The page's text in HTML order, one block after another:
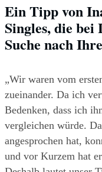
Ein Tipp von
Singles, die bei
Suche nach
„Wir waren vom
zueinander. Da ich
Bedenken, dass ich
vergleichen würde.
angesprochen hat,
und vor Kurzem hat